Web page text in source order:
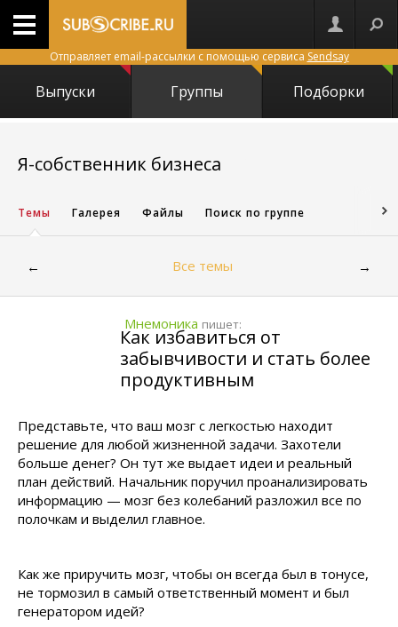
Отправляет email-рассылки с помощью сервиса Sendsay
Выпуски Группы Подборки
Я-собственник бизнеса
Темы Галерея Файлы Поиск по группе
← Все темы →
Мнемоника пишет:
Как избавиться от
забывчивости и стать более
продуктивным
Представьте, что ваш мозг с легкостью находит
решение для любой жизненной задачи. Захотели
больше денег? Он тут же выдает идеи и реальный
план действий. Начальник поручил проанализировать
информацию — мозг без колебаний разложил все по
полочкам и выделил главное.
Как же приручить мозг, чтобы он всегда был в тонусе,
не тормозил в самый ответственный момент и был
генератором идей?